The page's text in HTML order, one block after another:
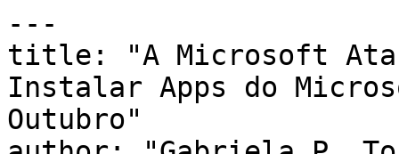
---
title: "A Microsoft
Instalar Apps do
Outubro"